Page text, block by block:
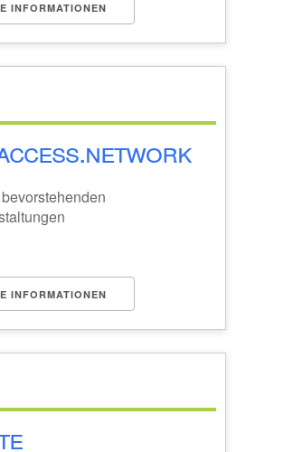
INFORMATIONEN
INFORMATIONEN